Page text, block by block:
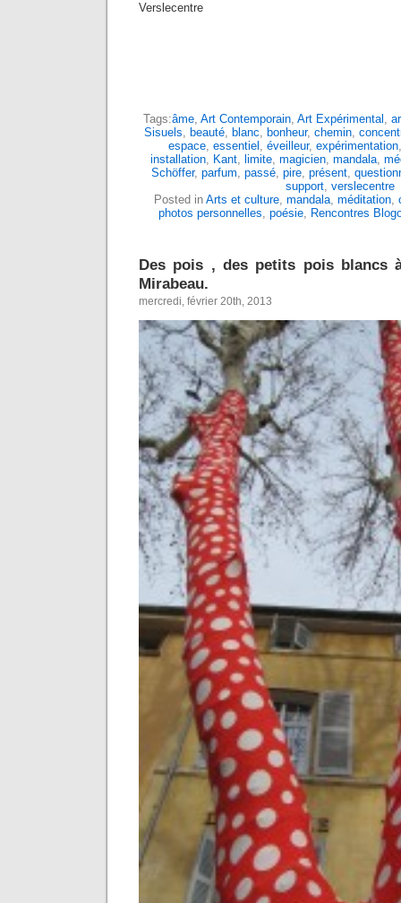
Verslecentre
Tags:âme, Art Contemporain, Art Expérimental ,
Sisuels, beauté, blanc, bonheur, chemin,
espace, essentiel , éveilleur, expérimentation
installation, Kant, limite, magicien, mandala,
Schöffer, parfum, passé, pire, présent,
support, verslecentre
Posted in Arts et culture, mandala, méditation,
photos personnelles, poésie, Rencontres
Des pois , des petits pois blancs
Mirabeau.
mercredi, février 20th, 2013